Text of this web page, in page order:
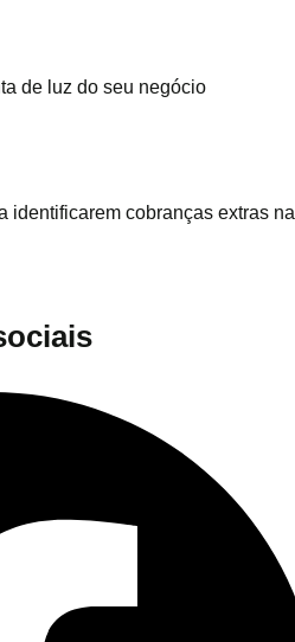
de luz do seu negócio
identificarem cobranças extras na